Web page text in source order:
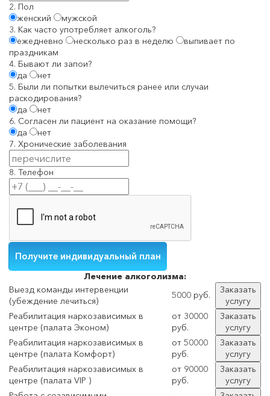
2. Пол
женский
мужской
3. Как часто употребляет алкоголь?
ежедневно
несколько раз в неделю
выпивает по
праздникам
4. Бывают ли запои?
да
нет
5. Были ли попытки вылечиться ранее или случаи
раскодирования?
да
нет
6. Согласен ли пациент на оказание помощи?
да
нет
7. Хронические заболевания
8. Телефон
Лечение алкоголизма:
Выезд команды интервенции
(убеждение лечиться)
5000 руб.
Заказать
услугу
Реабилитация наркозависимых в
центре (палата Эконом)
от 30000
руб.
Заказать
услугу
Реабилитация наркозависимых в
центре (палата Комфорт)
от 50000
руб.
Заказать
услугу
Реабилитация наркозависимых в
центре (палата VIP )
от 90000
руб.
Заказать
услугу